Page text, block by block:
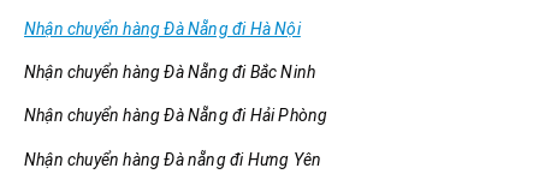
Nhận chuyển hàng Đà Nẵng đi Hà Nội
Nhận chuyển hàng Đà Nẵng đi Bắc Ninh
Nhận chuyển hàng Đà Nẵng đi Hải Phòng
Nhận chuyển hàng Đà nẵng đi Hưng Yên